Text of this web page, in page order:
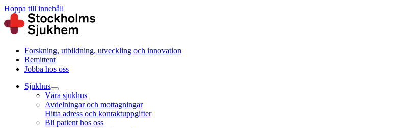
Hoppa till innehåll
Forskning, utbildning, utveckling och innovation
Remittent
Jobba hos oss
Sjukhus
Våra sjukhus
Avdelningar och mottagningar
Hitta adress och kontaktuppgifter
Bli patient hos oss